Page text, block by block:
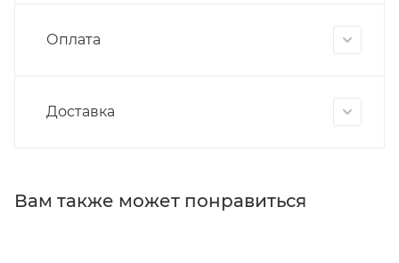
Оплата
Доставка
Вам также может понравиться